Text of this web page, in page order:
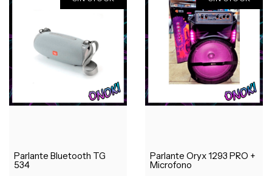
Parlante Bluetooth TG
534
Parlante Oryx 1293 PRO +
Microfono